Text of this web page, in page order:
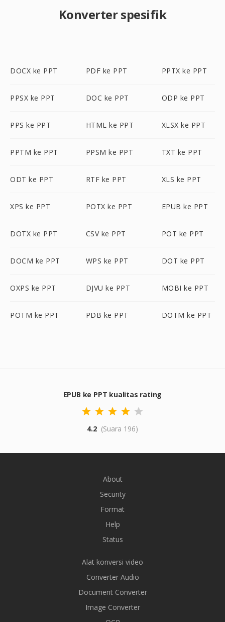
Konverter spesifik
DOCX ke PPT PDF ke PPT PPTX ke PPT
PPSX ke PPT DOC ke PPT ODP ke PPT
PPS ke PPT HTML ke PPT XLSX ke PPT
PPTM ke PPT PPSM ke PPT TXT ke PPT
ODT ke PPT RTF ke PPT XLS ke PPT
XPS ke PPT POTX ke PPT EPUB ke PPT
DOTX ke PPT CSV ke PPT POT ke PPT
DOCM ke PPT WPS ke PPT DOT ke PPT
OXPS ke PPT DJVU ke PPT MOBI ke PPT
POTM ke PPT PDB ke PPT DOTM ke PPT
EPUB ke PPT kualitas rating
4.2 (Suara 196)
About
Security
Format
Help
Status
Alat konversi video
Converter Audio
Document Converter
Image Converter